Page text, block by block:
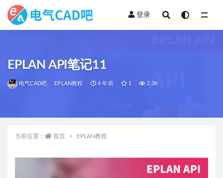
登录
EPLAN API笔记11
电气CAD吧 EPLAN教程 4 年前 1 2.3K
当前位置： 首页 EPLAN教程